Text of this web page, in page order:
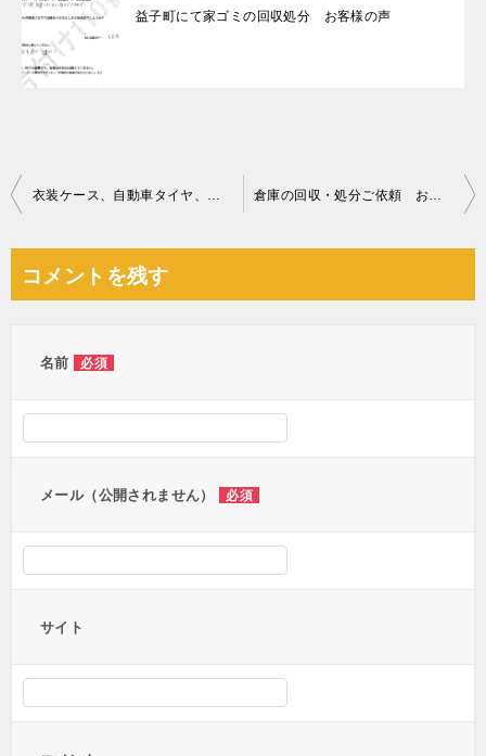
益子町にて家ゴミの回収処分 お客様の声
投
ビ
コメントを残す
名前 必須
メール（公開されません） 必須
サイト